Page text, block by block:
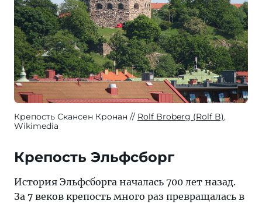
Крепость Скансен Кронан Rolf Broberg (Rolf B),
Wikimedia
Крепость Эльфсборг
История Эльфсборга началась 700 лет назад.
За 7 веков крепость много раз превращалась в